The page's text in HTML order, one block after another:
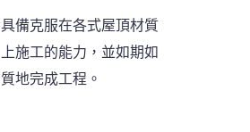
具備克服在各式屋頂材質
上施工的能力，並如期如
質地完成工程。